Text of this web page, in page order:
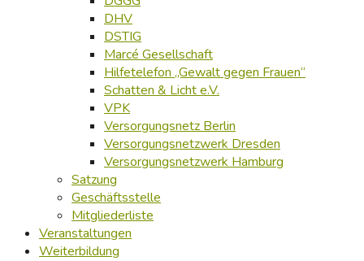
DHV
DSTIG
Marcé Gesellschaft
Hilfetelefon „Gewalt gegen Frauen“
Schatten & Licht e.V.
VPK
Versorgungsnetz Berlin
Versorgungsnetzwerk Dresden
Versorgungsnetzwerk Hamburg
Satzung
Geschäftsstelle
Mitgliederliste
Veranstaltungen
Weiterbildung